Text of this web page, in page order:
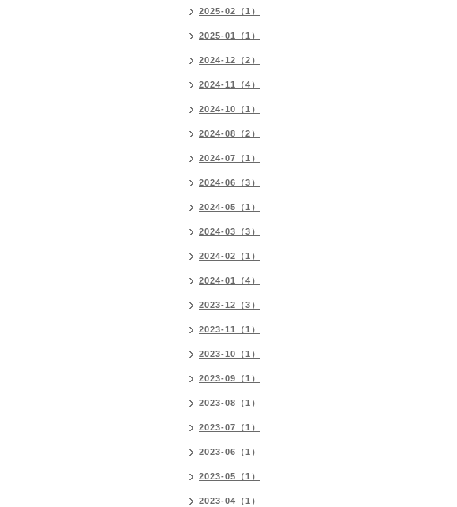
2025-02（1）
2025-01（1）
2024-12（2）
2024-11（4）
2024-10（1）
2024-08（2）
2024-07（1）
2024-06（3）
2024-05（1）
2024-03（3）
2024-02（1）
2024-01（4）
2023-12（3）
2023-11（1）
2023-10（1）
2023-09（1）
2023-08（1）
2023-07（1）
2023-06（1）
2023-05（1）
2023-04（1）